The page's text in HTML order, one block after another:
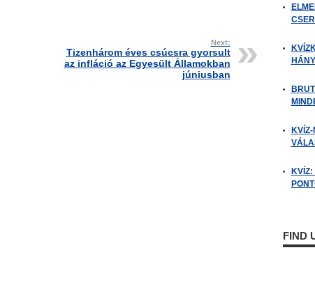
Next:
Tizenhárom éves csúcsra gyorsult
az infláció az Egyesült Államokban
júniusban
FIND